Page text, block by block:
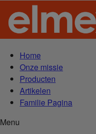
Home
Onze missie
Producten
Artikelen
Familie Pagina
Menu